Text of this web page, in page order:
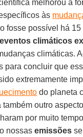
melhorou a
às
fosse possível há
eventos climáticos
climáticas.
para concluir que
extremamente
do planeta
também outro
por muito
nossasemissões